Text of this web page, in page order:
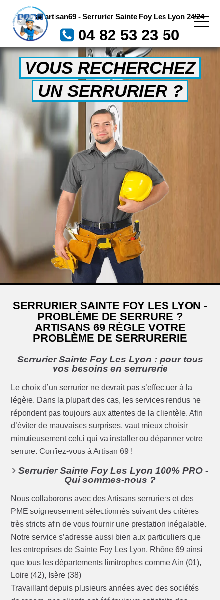
artisan69 - Serrurier Sainte Foy Les Lyon 24/24
04 82 53 23 50
VOUS RECHERCHEZ
UN SERRURIER ?
SERRURIER SAINTE FOY LES LYON -
PROBLÈME DE SERRURE ?
ARTISANS 69 RÈGLE VOTRE
PROBLÈME DE SERRURERIE
Serrurier Sainte Foy Les Lyon : pour tous
vos besoins en serrurerie
Le choix d’un serrurier ne devrait pas s’effectuer à la
légère. Dans la plupart des cas, les services rendus ne
répondent pas toujours aux attentes de la clientèle. Afin
d’éviter de mauvaises surprises, vaut mieux choisir
minutieusement celui qui va installer ou dépanner votre
serrure. Confiez-vous à Artisan 69 !
Serrurier Sainte Foy Les Lyon 100% PRO -
Qui sommes-nous ?
Nous collaborons avec des Artisans serruriers et des
PME soigneusement sélectionnés suivant des critères
très stricts afin de vous fournir une prestation inégalable.
Notre service s’adresse aussi bien aux particuliers que
les entreprises de Sainte Foy Les Lyon, Rhône 69 ainsi
que tous les départements limitrophes comme Ain (01),
Loire (42), Isère (38).
Travaillant depuis plusieurs années avec des sociétés